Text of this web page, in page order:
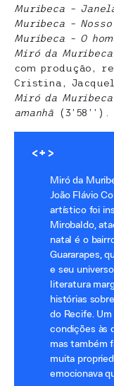
Muribeca –
Muribeca –
Muribeca – O
Miró da
com produção,
Cristina,
Miró da
amanhã (3’58’’).
<+>
Miró da
João Flávio
artístico foi
Mirobaldo,
natal é o
Guararapes,
e seu
literatura
histórias
do Recife.
condições às
mas também
muita
emocionava